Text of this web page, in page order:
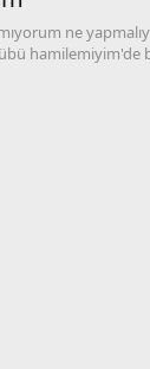
ne
hamilemiyim'de